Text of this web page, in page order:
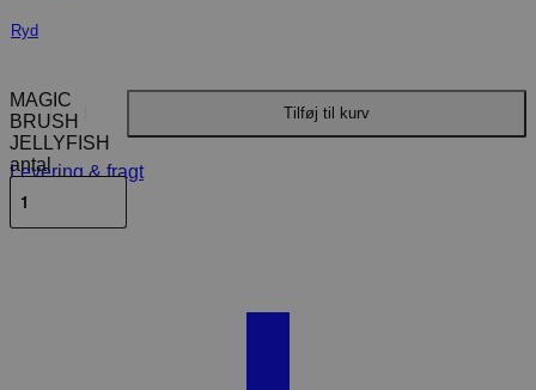
Ryd
MAGIC
BRUSH
JELLYFISH
antal
Tilføj til kurv
Levering & fragt